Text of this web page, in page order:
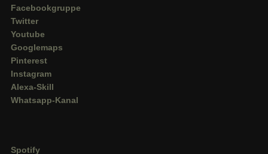
Facebookgruppe
Twitter
Youtube
Googlemaps
Pinterest
Instagram
Alexa-Skill
Whatsapp-Kanal
Spotify